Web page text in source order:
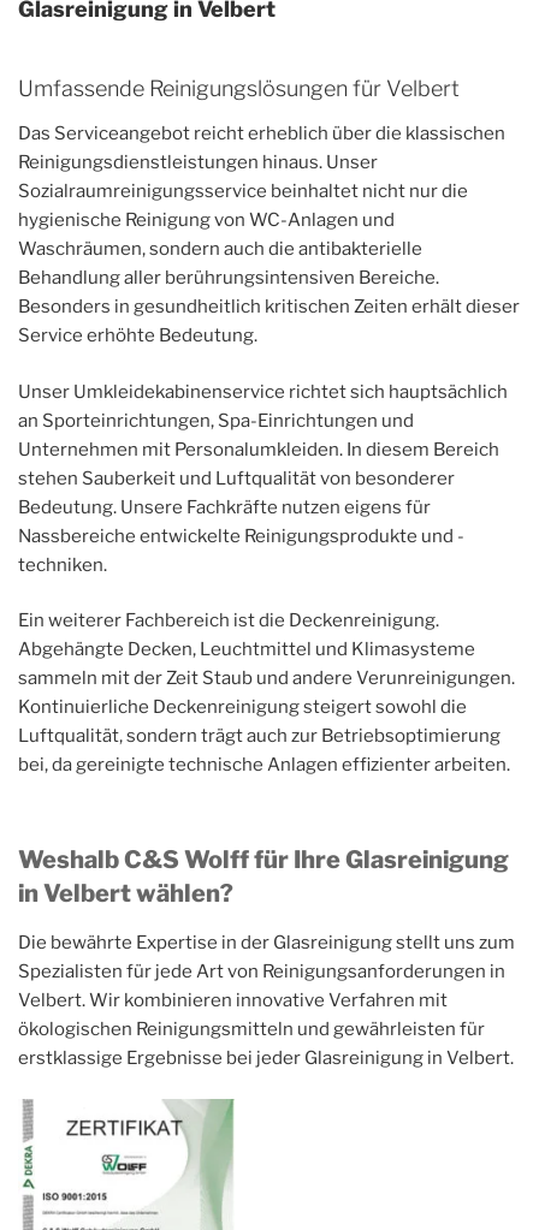
Glasreinigung in Velbert
Umfassende Reinigungslösungen für Velbert
Das Serviceangebot reicht erheblich über die klassischen
Reinigungsdienstleistungen hinaus. Unser
Sozialraumreinigungsservice beinhaltet nicht nur die
hygienische Reinigung von WC-Anlagen und
Waschräumen, sondern auch die antibakterielle
Behandlung aller berührungsintensiven Bereiche.
Besonders in gesundheitlich kritischen Zeiten erhält dieser
Service erhöhte Bedeutung.
Unser Umkleidekabinenservice richtet sich hauptsächlich
an Sporteinrichtungen, Spa-Einrichtungen und
Unternehmen mit Personalumkleiden. In diesem Bereich
stehen Sauberkeit und Luftqualität von besonderer
Bedeutung. Unsere Fachkräfte nutzen eigens für
Nassbereiche entwickelte Reinigungsprodukte und -
techniken.
Ein weiterer Fachbereich ist die Deckenreinigung.
Abgehängte Decken, Leuchtmittel und Klimasysteme
sammeln mit der Zeit Staub und andere Verunreinigungen.
Kontinuierliche Deckenreinigung steigert sowohl die
Luftqualität, sondern trägt auch zur Betriebsoptimierung
bei, da gereinigte technische Anlagen effizienter arbeiten.
Weshalb C&S Wolff für Ihre Glasreinigung
in Velbert wählen?
Die bewährte Expertise in der Glasreinigung stellt uns zum
Spezialisten für jede Art von Reinigungsanforderungen in
Velbert. Wir kombinieren innovative Verfahren mit
ökologischen Reinigungsmitteln und gewährleisten für
erstklassige Ergebnisse bei jeder Glasreinigung in Velbert.